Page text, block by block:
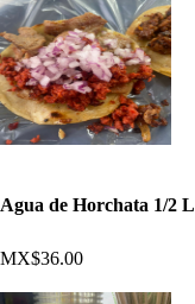
Agua de Horchata 1/2 L
MX$36.00